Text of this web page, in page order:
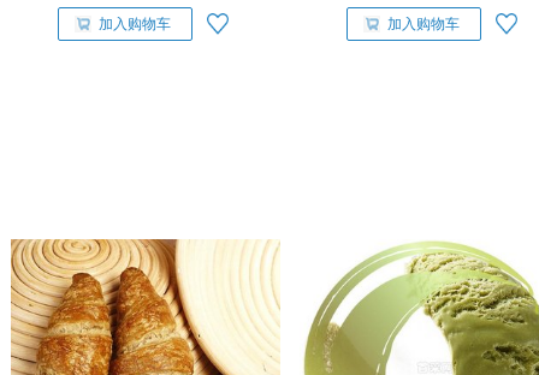
加入购物车 加入购物车